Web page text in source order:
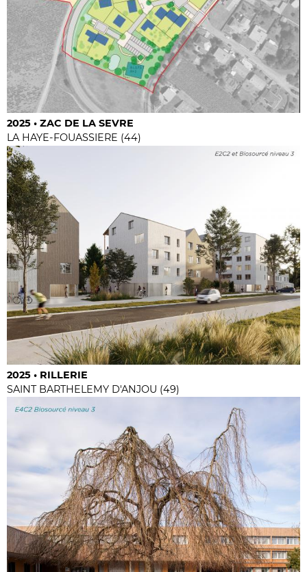
2025 • ZAC DE LA SEVRE
LA HAYE-FOUASSIERE (44)
2025 • RILLERIE
SAINT BARTHELEMY D'ANJOU (49)